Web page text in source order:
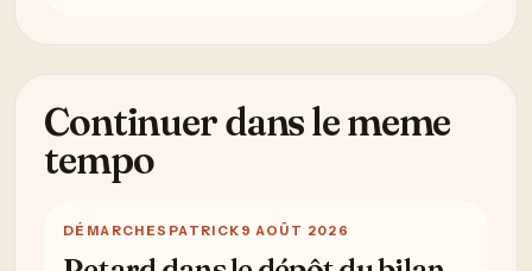
Continuer dans le meme
tempo
DÉMARCHES PATRICK 9 AOÛT 2026